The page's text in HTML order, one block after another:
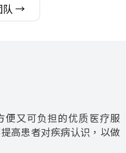
队 →
便又可负担的优质医疗服
高患者对疾病认识，以做